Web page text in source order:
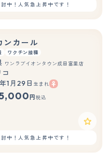
中！人気急上昇中です！
ンカール
ワクチン接種
もっと見る
ワンラブイオンタウン成田富里店
コ
1月29日 生まれ
円 税込
中！人気急上昇中です！